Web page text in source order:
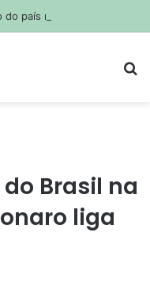
Brasil na
liga